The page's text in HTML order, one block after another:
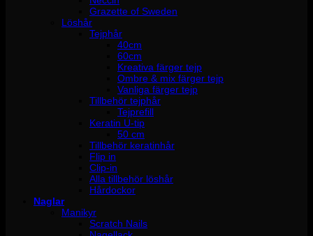
Grazette of Sweden
Löshår
Tejphår
40cm
60cm
Kreativa färger tejp
Ombre & mix färger tejp
Vanliga färger tejp
Tillbehör tejphår
Tejprefill
Keratin U-tip
50 cm
Tillbehör keratinhår
Flip in
Clip-in
Alla tillbehör löshår
Hårdockor
Naglar
Manikyr
Scratch Nails